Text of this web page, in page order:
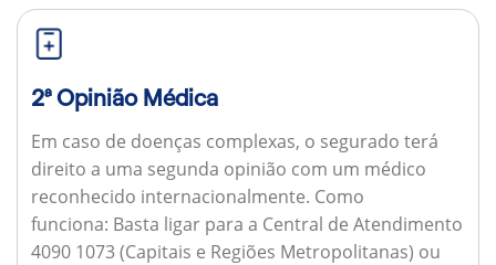
2ª Opinião Médica
Em caso de doenças complexas, o segurado terá
direito a uma segunda opinião com um médico
reconhecido internacionalmente. Como
funciona: Basta ligar para a Central de Atendimento
4090 1073 (Capitais e Regiões Metropolitanas) ou